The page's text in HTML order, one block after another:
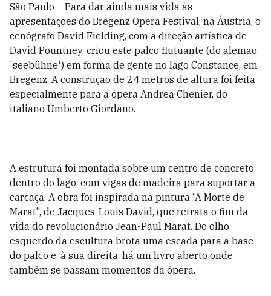
São Paulo – Para dar ainda mais vida às
apresentações do Bregenz Opera Festival, na Áustria, o
cenógrafo David Fielding, com a direção artística de
David Pountney, criou este palco flutuante (do alemão
'seebühne') em forma de gente no lago Constance, em
Bregenz. A construção de 24 metros de altura foi feita
especialmente para a ópera Andrea Chenier, do
italiano Umberto Giordano.
A estrutura foi montada sobre um centro de concreto
dentro do lago, com vigas de madeira para suportar a
carcaça. A obra foi inspirada na pintura “A Morte de
Marat”, de Jacques-Louis David, que retrata o fim da
vida do revolucionário Jean-Paul Marat. Do olho
esquerdo da escultura brota uma escada para a base
do palco e, à sua direita, há um livro aberto onde
também se passam momentos da ópera.